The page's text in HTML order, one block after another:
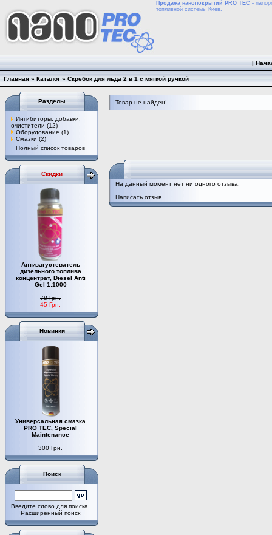
Продажа нанопокрытий PRO TEC -
топливной системы Киев.
|
Главная » Каталог » Скребок для льда 2 в 1 с мягкой ручкой
Разделы
Ингибиторы, добавки,
очистители (12)
Оборудование (1)
Смазки (2)
Полный список товаров
Скидки
Антизагустеватель
дизельного топлива
концентрат, Diesel Anti
Gel 1:1000
78 Грн.
45 Грн.
Новинки
Универсальная смазка
PRO TEC, Special
Maintenance
300 Грн.
Поиск
Введите слово для поиска.
Расширенный поиск
Товар не найден!
На данный момент нет ни одного отзыва.
Написать отзыв